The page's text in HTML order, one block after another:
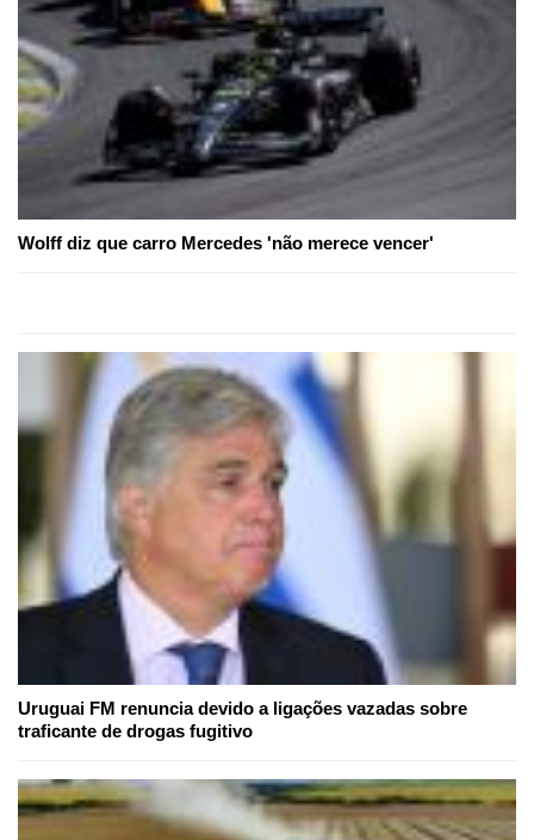
Wolff diz que carro Mercedes 'não merece vencer'
Uruguai FM renuncia devido a ligações vazadas sobre
traficante de drogas fugitivo